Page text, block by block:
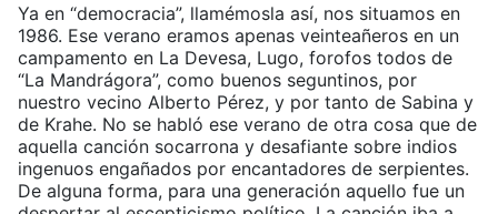
Ya en “democracia”, llamémosla así, nos situamos en
1986. Ese verano eramos apenas veinteañeros en un
campamento en La Devesa, Lugo, forofos todos de
“La Mandrágora”, como buenos seguntinos, por
nuestro vecino Alberto Pérez, y por tanto de Sabina y
de Krahe. No se habló ese verano de otra cosa que de
aquella canción socarrona y desafiante sobre indios
ingenuos engañados por encantadores de serpientes.
De alguna forma, para una generación aquello fue un